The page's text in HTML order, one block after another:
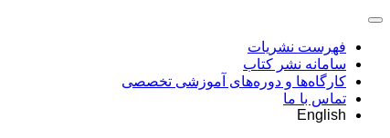
فهرست نشریات
سامانه نشر کتاب
کارگاه‌ها و دوره‌های آموزشی تخصصی
تماس با ما
English